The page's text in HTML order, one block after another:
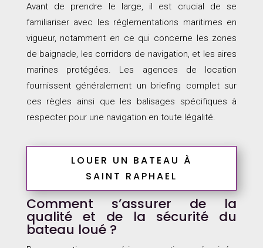
Avant de prendre le large, il est crucial de se
familiariser avec les réglementations maritimes en
vigueur, notamment en ce qui concerne les zones
de baignade, les corridors de navigation, et les aires
marines protégées. Les agences de location
fournissent généralement un briefing complet sur
ces règles ainsi que les balisages spécifiques à
respecter pour une navigation en toute légalité.
LOUER UN BATEAU À
SAINT RAPHAEL
Comment s’assurer de la
qualité et de la sécurité du
bateau loué ?